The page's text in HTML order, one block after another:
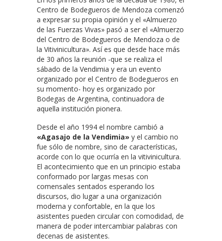
Centro de Bodegueros de Mendoza comenzó
a expresar su propia opinión y el «Almuerzo
de las Fuerzas Vivas» pasó a ser el «Almuerzo
del Centro de Bodegueros de Mendoza o de
la Vitivinicultura». Así es que desde hace más
de 30 años la reunión -que se realiza el
sábado de la Vendimia y era un evento
organizado por el Centro de Bodegueros en
su momento- hoy es organizado por
Bodegas de Argentina, continuadora de
aquella institución pionera.
Desde el año 1994 el nombre cambió a
«Agasajo de la Vendimia» y el cambio no
fue sólo de nombre, sino de características,
acorde con lo que ocurría en la vitivinicultura.
El acontecimiento que en un principio estaba
conformado por largas mesas con
comensales sentados esperando los
discursos, dio lugar a una organización
moderna y confortable, en la que los
asistentes pueden circular con comodidad, de
manera de poder intercambiar palabras con
decenas de asistentes.